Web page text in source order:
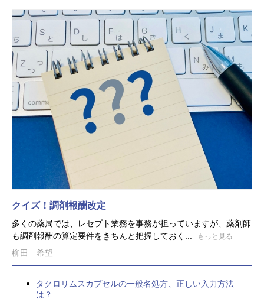
クイズ！調剤報酬改定
多くの薬局では、レセプト業務を事務が担っていますが、薬剤師
も調剤報酬の算定要件をきちんと把握しておく...
もっと見る
柳田 希望
タクロリムスカプセルの一般名処方、正しい入力方法
は？